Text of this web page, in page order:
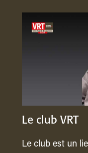
Le club VRT
Le club est un